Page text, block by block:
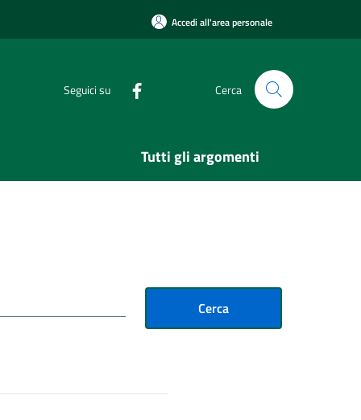
Accedi all'area personale
Seguici su Cerca
Tutti gli argomenti
Cerca